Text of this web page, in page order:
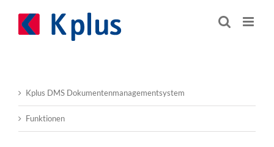
springen
Kplus DMS Dokumentenmanagementsystem
Funktionen